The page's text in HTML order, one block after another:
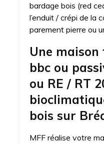
bardage bois (red
l’enduit / crépi de la
parement pierre ou
Une maison
bbc ou
ou RE / RT
bois sur
MFF réalise votre